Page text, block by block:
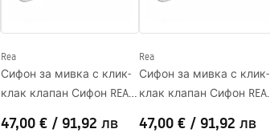
Rea
Сифон за мивка с клик-
клак клапан Сифон REA
47,00 € / 91,92 лв
Rea
Сифон за мивка с клик-
клак клапан Сифон REA
47,00 € / 91,92 лв